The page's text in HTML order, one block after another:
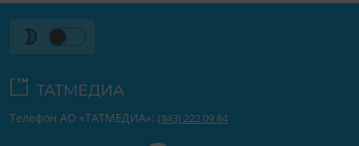
Телефон АО «ТАТМЕДИА»: (843) 222 09 84